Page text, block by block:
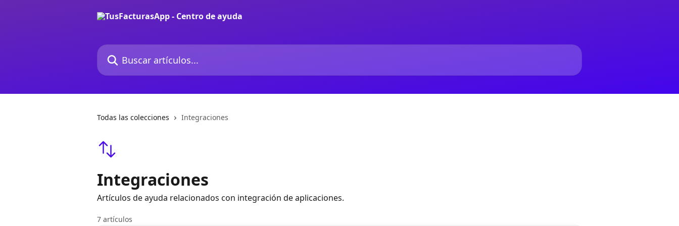
Buscar artículos...
Todas las colecciones Integraciones
Integraciones
Artículos de ayuda relacionados con integración de aplicaciones.
7 artículos